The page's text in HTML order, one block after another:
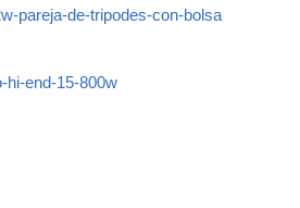
pareja-de-tripodes-con-bolsa
hi-end-15-800w